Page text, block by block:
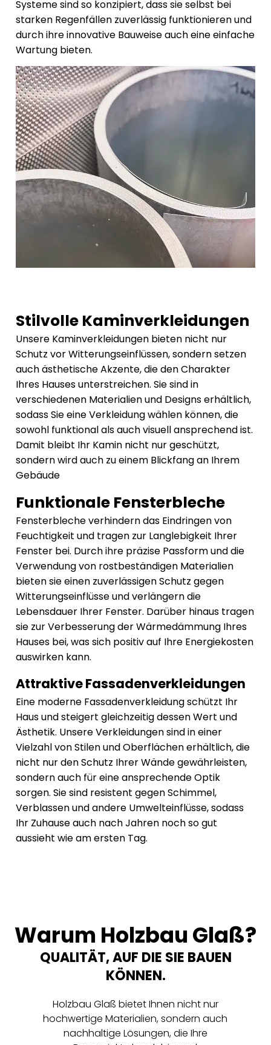
Systeme sind so konzipiert, dass sie selbst bei
starken Regenfällen zuverlässig funktionieren und
durch ihre innovative Bauweise auch eine einfache
Wartung bieten.
Stilvolle Kaminverkleidungen
Unsere Kaminverkleidungen bieten nicht nur
Schutz vor Witterungseinflüssen, sondern setzen
auch ästhetische Akzente, die den Charakter
Ihres Hauses unterstreichen. Sie sind in
verschiedenen Materialien und Designs erhältlich,
sodass Sie eine Verkleidung wählen können, die
sowohl funktional als auch visuell ansprechend ist.
Damit bleibt Ihr Kamin nicht nur geschützt,
sondern wird auch zu einem Blickfang an Ihrem
Gebäude
Funktionale Fensterbleche
Fensterbleche verhindern das Eindringen von
Feuchtigkeit und tragen zur Langlebigkeit Ihrer
Fenster bei. Durch ihre präzise Passform und die
Verwendung von rostbeständigen Materialien
bieten sie einen zuverlässigen Schutz gegen
Witterungseinflüsse und verlängern die
Lebensdauer Ihrer Fenster. Darüber hinaus tragen
sie zur Verbesserung der Wärmedämmung Ihres
Hauses bei, was sich positiv auf Ihre Energiekosten
auswirken kann.
Attraktive Fassadenverkleidungen
Eine moderne Fassadenverkleidung schützt Ihr
Haus und steigert gleichzeitig dessen Wert und
Ästhetik. Unsere Verkleidungen sind in einer
Vielzahl von Stilen und Oberflächen erhältlich, die
nicht nur den Schutz Ihrer Wände gewährleisten,
sondern auch für eine ansprechende Optik
sorgen. Sie sind resistent gegen Schimmel,
Verblassen und andere Umwelteinflüsse, sodass
Ihr Zuhause auch nach Jahren noch so gut
aussieht wie am ersten Tag.
Warum Holzbau Glaß?
QUALITÄT, AUF DIE SIE BAUEN
KÖNNEN.
Holzbau Glaß bietet Ihnen nicht nur
hochwertige Materialien, sondern auch
nachhaltige Lösungen, die Ihre